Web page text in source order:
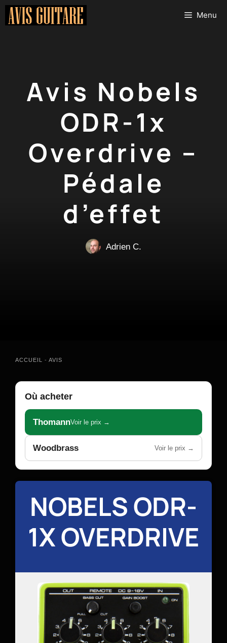
Aller
Menu
Avis Nobels
ODR-1x
Overdrive –
Pédale
d’effet
Adrien C.
ACCUEIL - AVIS
Où acheter
ThomannVoir le prix →
Woodbrass Voir le prix →
NOBELS ODR-
1X OVERDRIVE